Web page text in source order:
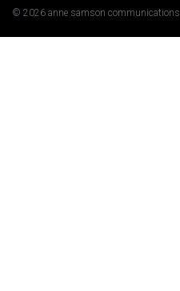
© 2026 anne samson communications